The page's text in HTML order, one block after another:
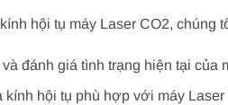
hội tụ máy Laser CO2, chúng
đánh giá tình trạng hiện tại của
kính hội tụ phù hợp với máy Laser